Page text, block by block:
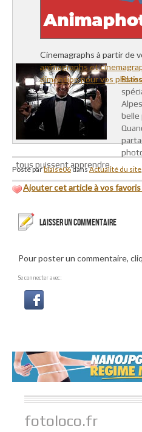
Cinemagraphs à partir de
animagraphs et
dimension pour vos photos
belle
tous puissent apprendre.
Posté parblaise06dansActualité du site,
Ajouter cet article à vos
LAISSER UN COMMENTAIRE
Pour poster un commentaire,
Se connecter avec:
fotoloco.fr